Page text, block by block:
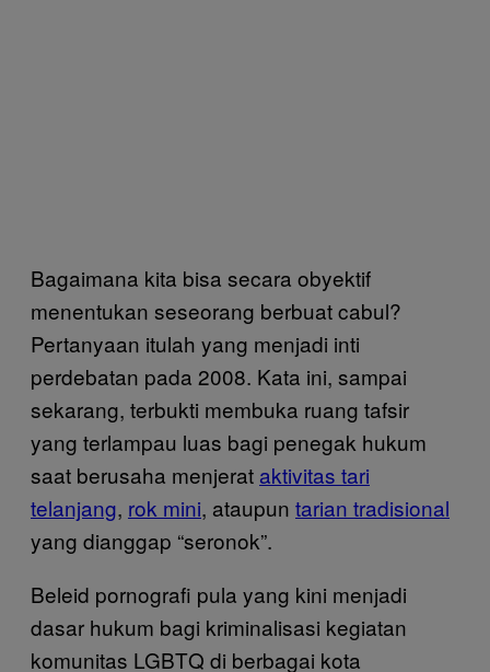
Bagaimana kita bisa secara obyektif
menentukan seseorang berbuat cabul?
Pertanyaan itulah yang menjadi inti
perdebatan pada 2008. Kata ini, sampai
sekarang, terbukti membuka ruang tafsir
yang terlampau luas bagi penegak hukum
saat berusaha menjerat aktivitas tari
telanjang, rok mini, ataupun tarian tradisional
yang dianggap “seronok”.
Beleid pornografi pula yang kini menjadi
dasar hukum bagi kriminalisasi kegiatan
komunitas LGBTQ di berbagai kota